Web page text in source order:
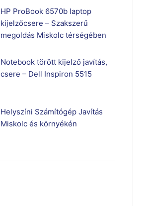
HP ProBook 6570b laptop
kijelzőcsere – Szakszerű
megoldás Miskolc térségében
Notebook törött kijelző javítás,
csere – Dell Inspiron 5515
Helyszíni Számítógép Javítás
Miskolc és környékén